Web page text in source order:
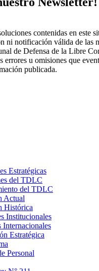
contenidas en este
ni notificación válida de las
de Defensa de la Libre
errores u omisiones que
publicada.
Estratégicas
del TDLC
del TDLC
Actual
Histórica
Institucionales
Internacionales
Estratégica
Personal